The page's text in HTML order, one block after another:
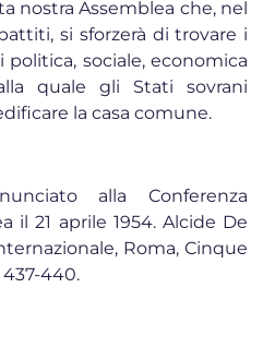
nostra Assemblea che, nel
si sforzerà di trovare i
sociale, economica
quale gli Stati sovrani
la casa comune.
alla Conferenza
il 21 aprile 1954. Alcide De
Roma, Cinque
437-440.